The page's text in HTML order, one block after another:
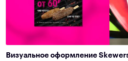
Визуальное оформление